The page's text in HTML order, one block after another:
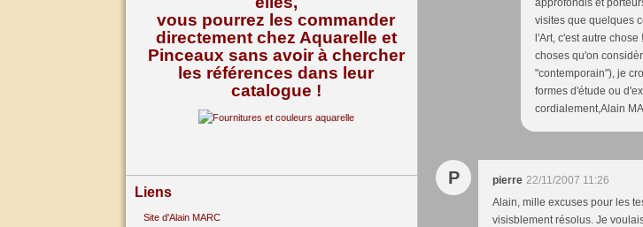
vous pourrez les commander
directement chez Aquarelle et
Pinceaux sans avoir à chercher
les références dans leur
catalogue !
Liens
Site d'Alain MARC
approfondis et
visites que quelques
l'Art, c'est autre
choses qu'on
"contemporain"), je
formes d'étude ou
cordialement,Alain
P pierre 22/11/2007 11:26
Alain, mille excuses pour les
visisblement résolus. Je